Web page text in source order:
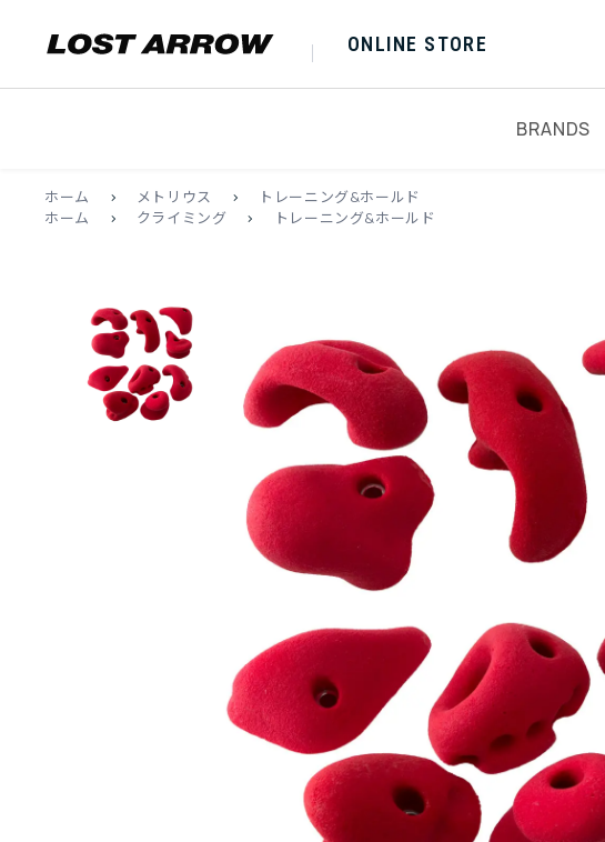
ONLINE STORE
BRANDS
ホーム > メトリウス >
トレーニング&ホールド
ホーム
> クライミング > トレーニング&ホールド